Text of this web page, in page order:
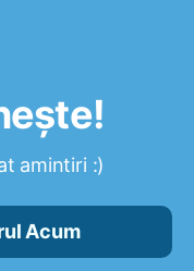
amintiri :)
Acum